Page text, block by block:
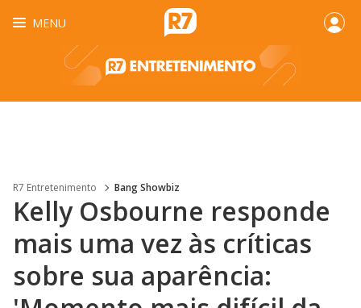
MENU
R7 Entretenimento Bang Showbiz
Kelly Osbourne responde
mais uma vez às críticas
sobre sua aparência: